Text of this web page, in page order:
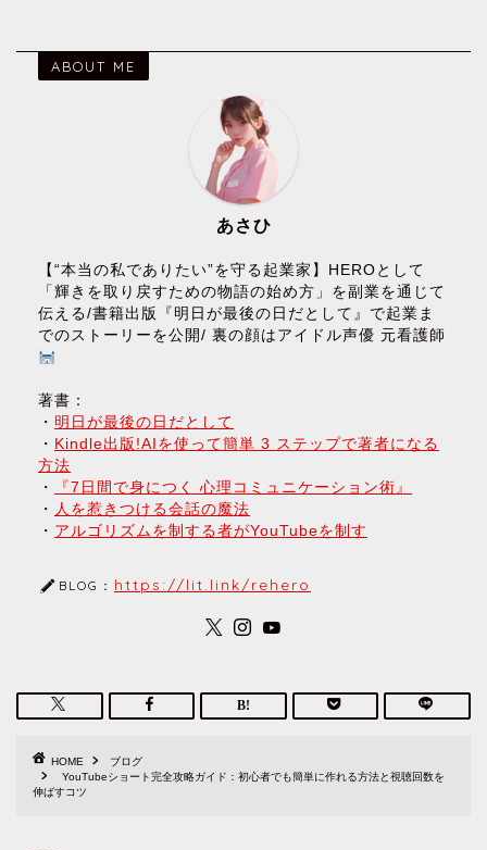
ABOUT ME
あさひ
【“本当の私でありたい”を守る起業家】HEROとして
「輝きを取り戻すための物語の始め方」を副業を通じて
伝える/書籍出版『明日が最後の日だとして』で起業ま
でのストーリーを公開/ 裏の顔はアイドル声優 元看護師
著書：
・ 明日が最後の日だとして
・ Kindle出版!AIを使って簡単 3 ステップで著者になる
方法
・
『7日間で身につく 心理コミュニケーション術』
・ 人を惹きつける会話の魔法
・ アルゴリズムを制する者がYouTubeを制す
BLOG： https://lit.link/rehero
HOME
ブログ
YouTubeショート完全攻略ガイド：初心者でも簡単に作れる方法と視聴回数を
伸ばすコツ